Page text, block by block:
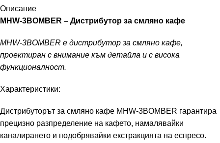
Описание
MHW-3BOMBER – Дистрибутор за смляно кафе
MHW-3BOMBER е дистрибутор за смляно кафе,
проектиран с внимание към детайла и с висока
функционалност.
Характеристики:
Дистрибуторът за смляно кафе MHW-3BOMBER гарантира
прецизно разпределение на кафето, намалявайки
каналирането и подобрявайки екстракцията на еспресо.